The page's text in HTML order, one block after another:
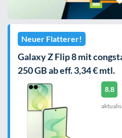
Neuer Flatterer!
Galaxy Z Flip 8 mit
250 GB ab eff. 3,34 € mtl.
8.8